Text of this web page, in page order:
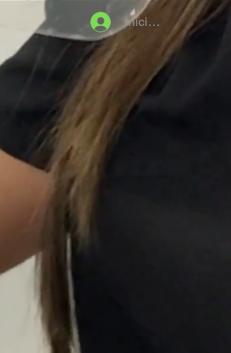
Iniciar sesión